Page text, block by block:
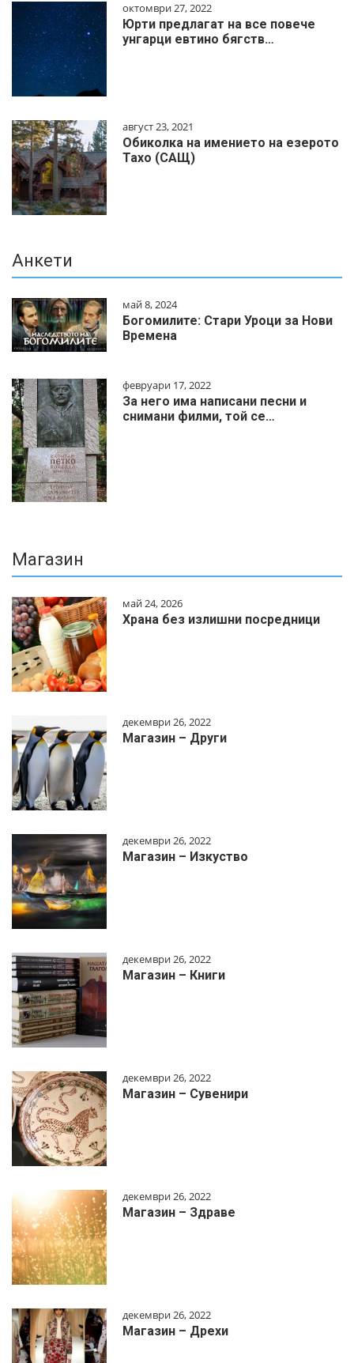
октомври 27, 2022
Юрти предлагат на все повече
унгарци евтино бягств…
август 23, 2021
Обиколка на имението на езерото
Тахо (САЩ)
Анкети
май 8, 2024
Богомилите: Стари Уроци за Нови
Времена
февруари 17, 2022
За него има написани песни и
снимани филми, той се…
Магазин
май 24, 2026
Храна без излишни посредници
декември 26, 2022
Магазин – Други
декември 26, 2022
Магазин – Изкуство
декември 26, 2022
Магазин – Книги
декември 26, 2022
Магазин – Сувенири
декември 26, 2022
Магазин – Здраве
декември 26, 2022
Магазин – Дрехи